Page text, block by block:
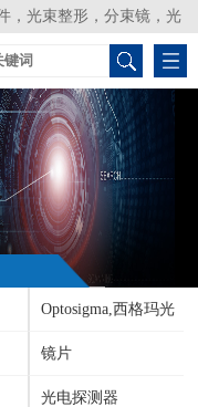
，光束整形，分束镜，光
Optosigma,西格玛光
机镜片
光电探测器